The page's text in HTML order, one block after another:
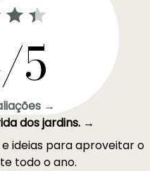
5
→
dos jardins. →
ideias para aproveitar o
todo o ano.